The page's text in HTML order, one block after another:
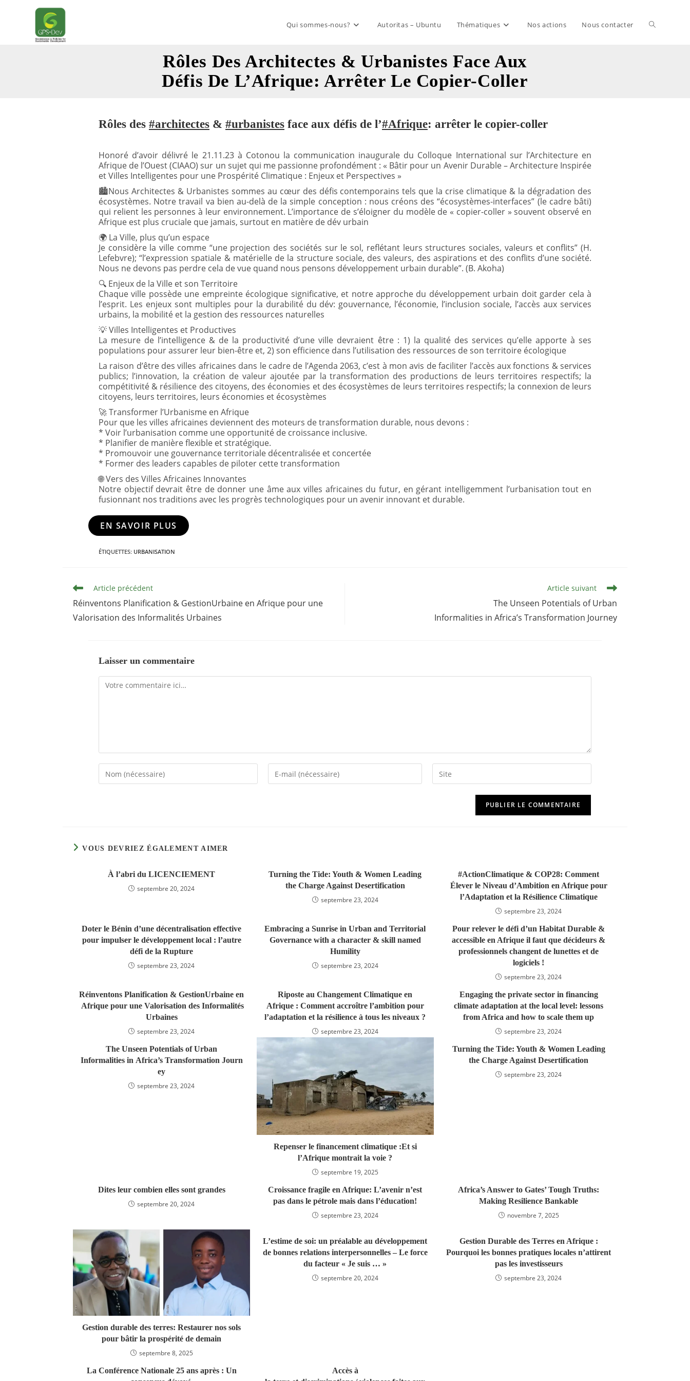
Qui sommes-nous? Autoritas – Ubuntu Thématiques Nos actions Nous contacter Toggle
Rôles Des Architectes & Urbanistes Face Aux
Défis De L’Afrique: Arrêter Le Copier-Coller
Rôles des #architectes & #urbanistes face aux défis de l’#Afrique: arrêter le copier-coller
Honoré d’avoir délivré le 21.11.23 à Cotonou la communication inaugurale du Colloque International sur l’Architecture en
Afrique de l’Ouest (CIAAO) sur un sujet qui me passionne profondément : « Bâtir pour un Avenir Durable – Architecture Inspirée
et Villes Intelligentes pour une Prospérité Climatique : Enjeux et Perspectives »
🏙️Nous Architectes & Urbanistes sommes au cœur des défis contemporains tels que la crise climatique & la dégradation des
écosystèmes. Notre travail va bien au-delà de la simple conception : nous créons des “écosystèmes-interfaces” (le cadre bâti)
qui relient les personnes à leur environnement. L’importance de s’éloigner du modèle de « copier-coller » souvent observé en
Afrique est plus cruciale que jamais, surtout en matière de dév urbain
🌍 La Ville, plus qu’un espace
Je considère la ville comme “une projection des sociétés sur le sol, reflétant leurs structures sociales, valeurs et conflits” (H.
Lefebvre); “l’expression spatiale & matérielle de la structure sociale, des valeurs, des aspirations et des conflits d’une société.
Nous ne devons pas perdre cela de vue quand nous pensons développement urbain durable”. (B. Akoha)
🔍 Enjeux de la Ville et son Territoire
Chaque ville possède une empreinte écologique significative, et notre approche du développement urbain doit garder cela à
l’esprit. Les enjeux sont multiples pour la durabilité du dév: gouvernance, l’économie, l’inclusion sociale, l’accès aux services
urbains, la mobilité et la gestion des ressources naturelles
💡 Villes Intelligentes et Productives
La mesure de l’intelligence & de la productivité d’une ville devraient être : 1) la qualité des services qu’elle apporte à ses
populations pour assurer leur bien-être et, 2) son efficience dans l’utilisation des ressources de son territoire écologique
La raison d’être des villes africaines dans le cadre de l’Agenda 2063, c’est à mon avis de faciliter l’accès aux fonctions & services
publics; l’innovation, la création de valeur ajoutée par la transformation des productions de leurs territoires respectifs; la
compétitivité & résilience des citoyens, des économies et des écosystèmes de leurs territoires respectifs; la connexion de leurs
citoyens, leurs territoires, leurs économies et écosystèmes
🚀 Transformer l’Urbanisme en Afrique
Pour que les villes africaines deviennent des moteurs de transformation durable, nous devons :
* Voir l’urbanisation comme une opportunité de croissance inclusive.
* Planifier de manière flexible et stratégique.
* Promouvoir une gouvernance territoriale décentralisée et concertée
* Former des leaders capables de piloter cette transformation
🌐 Vers des Villes Africaines Innovantes
Notre objectif devrait être de donner une âme aux villes africaines du futur, en gérant intelligemment l’urbanisation tout en
fusionnant nos traditions avec les progrès technologiques pour un avenir innovant et durable.
EN SAVOIR PLUS
ÉTIQUETTES: URBANISATION
Read
more
articles
Article précédent
Réinventons Planification & GestionUrbaine en Afrique pour une
Valorisation des Informalités Urbaines
Article suivant
The Unseen Potentials of Urban
Informalities in Africa’s Transformation Journey
Laisser un commentaire
Comment
Enter
your
comment
Enter
your
Saisir
l’URL
VOUS DEVRIEZ ÉGALEMENT AIMER
À l’abri du LICENCIEMENT
septembre 20, 2024
Turning the Tide: Youth & Women Leading
the Charge Against Desertification
septembre 23, 2024
#ActionClimatique & COP28: Comment
Élever le Niveau d’Ambition en Afrique pour
l’Adaptation et la Résilience Climatique
septembre 23, 2024
Doter le Bénin d’une décentralisation effective
pour impulser le développement local : l’autre
défi de la Rupture
septembre 23, 2024
Embracing a Sunrise in Urban and Territorial
Governance with a character & skill named
Humility
septembre 23, 2024
Pour relever le défi d’un Habitat Durable &
accessible en Afrique il faut que décideurs &
professionnels changent de lunettes et de
logiciels !
septembre 23, 2024
Réinventons Planification & GestionUrbaine en
Afrique pour une Valorisation des Informalités
Urbaines
septembre 23, 2024
Riposte au Changement Climatique en
Afrique : Comment accroître l’ambition pour
l’adaptation et la résilience à tous les niveaux ?
septembre 23, 2024
Engaging the private sector in financing
climate adaptation at the local level: lessons
from Africa and how to scale them up
septembre 23, 2024
The Unseen Potentials of Urban
Informalities in Africa’s Transformation Journ
ey
septembre 23, 2024
Repenser le financement climatique :Et si
l’Afrique montrait la voie ?
septembre 19, 2025
Turning the Tide: Youth & Women Leading
the Charge Against Desertification
septembre 23, 2024
Dites leur combien elles sont grandes
septembre 20, 2024
Croissance fragile en Afrique: L’avenir n’est
pas dans le pétrole mais dans l’éducation!
septembre 23, 2024
Africa’s Answer to Gates’ Tough Truths:
Making Resilience Bankable
novembre 7, 2025
Gestion durable des terres: Restaurer nos sols
pour bâtir la prospérité de demain
septembre 8, 2025
L’estime de soi: un préalable au développement
de bonnes relations interpersonnelles – Le force
du facteur « Je suis … »
septembre 20, 2024
Gestion Durable des Terres en Afrique :
Pourquoi les bonnes pratiques locales n’attirent
pas les investisseurs
septembre 23, 2024
La Conférence Nationale 25 ans après : Un
Accès à